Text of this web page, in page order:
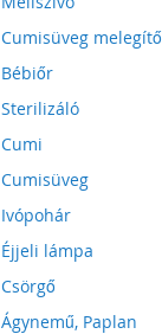
Cumisüveg melegítő
Bébiőr
Sterilizáló
Cumi
Cumisüveg
Ivópohár
Éjjeli lámpa
Csörgő
Ágynemű, Paplan